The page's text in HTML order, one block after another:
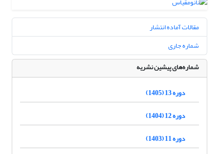
مقالات آماده انتشار
شماره جاری
شماره‌های پیشین نشریه
دوره 13 (1405)
دوره 12 (1404)
دوره 11 (1403)